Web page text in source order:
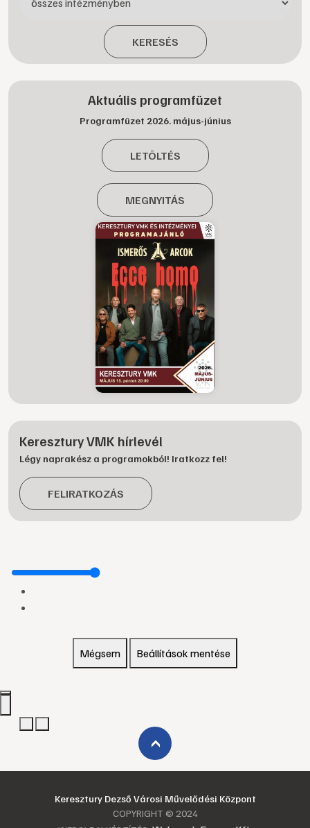
KERESÉS
Aktuális programfüzet
Programfüzet 2026. május-június
LETÖLTÉS
MEGNYITÁS
Keresztury VMK hírlevél
Légy naprakész a programokból! Iratkozz fel!
FELIRATKOZÁS
Mégsem Beállítások mentése
›
Keresztury Dezső Városi Művelődési Központ
COPYRIGHT © 2024